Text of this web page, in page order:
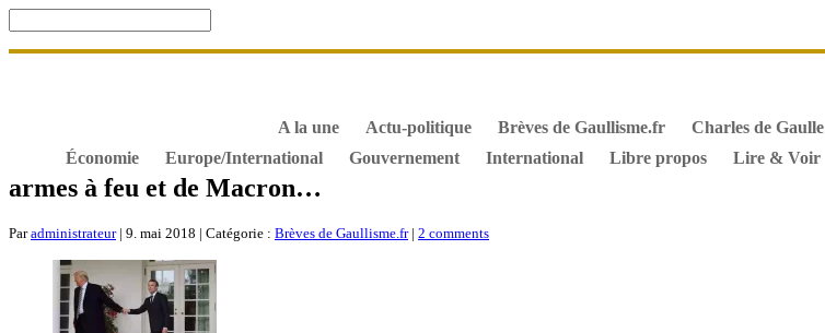
A la une Actu-politique Brèves de Gaullisme.fr Charles de Gaulle
Économie
Europe/International Gouvernement International Libre propos Lire & Voir
armes à feu et de Macron…
Paradministrateur| 9. mai 2018 | Catégorie : Brèves de Gaullisme.fr| 2 comments